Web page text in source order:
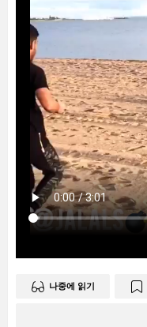
나중에 읽기